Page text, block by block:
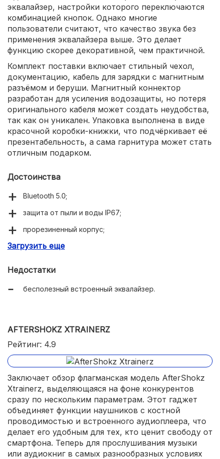
эквалайзер, настройки которого переключаются
комбинацией кнопок. Однако многие
пользователи считают, что качество звука без
применения эквалайзера выше. Это делает
функцию скорее декоративной, чем практичной.
Комплект поставки включает стильный чехол,
документацию, кабель для зарядки с магнитным
разъёмом и беруши. Магнитный коннектор
разработан для усиления водозащиты, но потеря
оригинального кабеля может создать неудобства,
так как он уникален. Упаковка выполнена в виде
красочной коробки-книжки, что подчёркивает её
презентабельность, а сама гарнитура может стать
отличным подарком.
Достоинства
Bluetooth 5.0;
защита от пыли и воды IP67;
прорезиненный корпус;
необычайно гибкая и амортизирующая титановая
шейный шнурок;
изысканный дизайн;
Загрузить еще
Недостатки
бесполезный встроенный эквалайзер.
AFTERSHOKZ XTRAINERZ
Рейтинг: 4.9
Заключает обзор флагманская модель AfterShokz
Xtrainerz, выделяющаяся на фоне конкурентов
сразу по нескольким параметрам. Этот гаджет
объединяет функции наушников с костной
проводимостью и встроенного аудиоплеера, что
делает его удобным для тех, кто ценит свободу от
смартфона. Теперь для прослушивания музыки
или аудиокниг в самых разнообразных условиях